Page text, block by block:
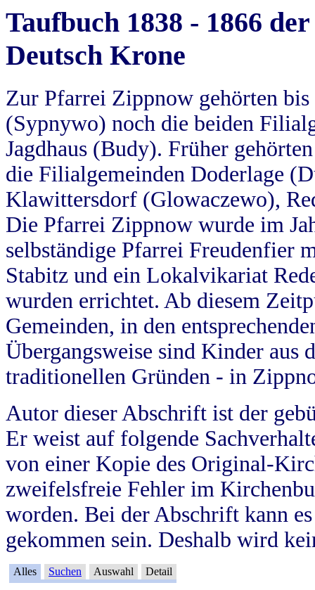
Taufbuch 1838 - 1866
Deutsch Krone
Zur Pfarrei Zippnow gehörten
(Sypnywo) noch die beiden
Jagdhaus (Budy). Früher
die Filialgemeinden Doderlage
Klawittersdorf (Glowaczewo),
Die Pfarrei Zippnow wurde im
selbständige Pfarrei Freudenfier
Stabitz und ein Lokalvikariat
wurden errichtet. Ab diesem
Gemeinden, in den
Übergangsweise sind Kinder aus
traditionellen Gründen - in
Autor dieser Abschrift ist der
Er weist auf folgende
von einer Kopie des Original-
zweifelsfreie Fehler im
worden. Bei der Abschrift kann
gekommen sein. Deshalb wird
Alles Suchen Auswahl Detail